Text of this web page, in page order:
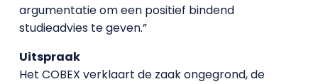
argumentatie om een positief bindend
studieadvies te geven.”
Uitspraak
Het COBEX verklaart de zaak ongegrond, de